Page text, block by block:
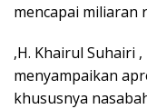
mencapai miliaran
,H. Khairul Suhairi
menyampaikan
khususnya